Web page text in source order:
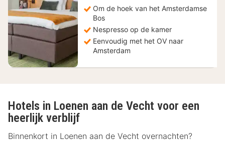
Om de hoek van het Amsterdamse
Bos
Nespresso op de kamer
Eenvoudig met het OV naar
Amsterdam
Hotels in Loenen aan de Vecht voor een
heerlijk verblijf
Binnenkort in Loenen aan de Vecht overnachten?